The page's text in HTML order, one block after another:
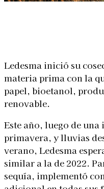
Ledesma inició su
materia prima con la
papel, bioetanol,
renovable.
Este año, luego de
primavera, y lluvias
verano, Ledesma
similar a la de 2022.
sequía, implementó